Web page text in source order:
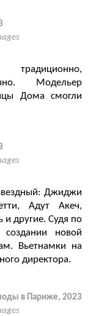
традиционно,
Модельер
Дома смогли
Джиджи
Адут Акеч,
другие. Судя по
новой
Вьетнамки на
директора.
в Париже, 2023